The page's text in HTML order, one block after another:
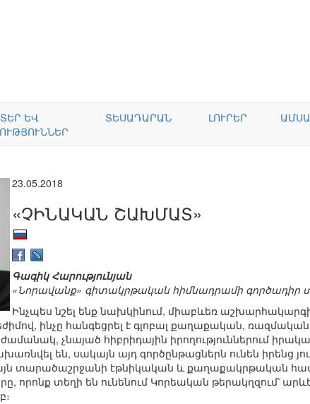
ԵՎ
ՏԵՍԱԴԱՐԱՆ ԼՈՒՐԵՐ
23.05.2018
«ՉԻՆԱԿԱՆ ՇԱԽՄԱՏ»
Գագիկ Հարությունյան
«Նորավանք» գիտակրթական հիմնադրամի գործադիր
Ինչպես նշել ենք նախկինում, միաբևեռ աշխարհակարգի
ինչը հանգեցրել է գլոբալ քաղաքական,
չնայած հիբրիդային իրողություններում
են, սակայն այդ գործընթացներն ունեն իրենց
տարածաշրջանի էթնիկական և քաղաքակրթական
որոնք տեղի են ունենում Կորեական թերակղզում՝